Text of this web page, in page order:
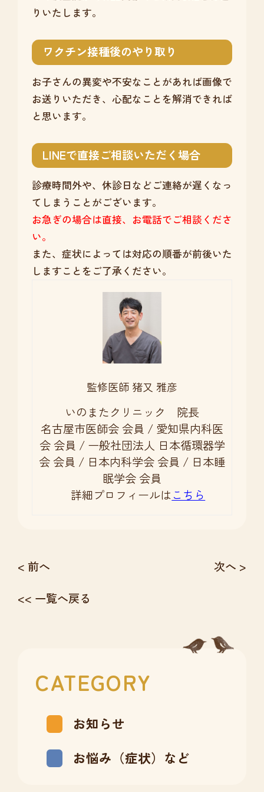
りいたします。
ワクチン接種後のやり取り
お子さんの異変や不安なことがあれば画像で
お送りいただき、心配なことを解消できれば
と思います。
LINEで直接ご相談いただく場合
診療時間外や、休診日などご連絡が遅くなっ
てしまうことがございます。
お急ぎの場合は直接、お電話でご相談くださ
い。
また、症状によっては対応の順番が前後いた
しますことをご了承ください。
監修医師 猪又 雅彦
いのまたクリニック 院長
名古屋市医師会 会員 / 愛知県内科医
会 会員 / 一般社団法人 日本循環器学
会 会員 / 日本内科学会 会員 / 日本睡
眠学会 会員
詳細プロフィールはこちら
< 前へ
次へ >
<< 一覧へ戻る
CATEGORY
お知らせ
お悩み（症状）など